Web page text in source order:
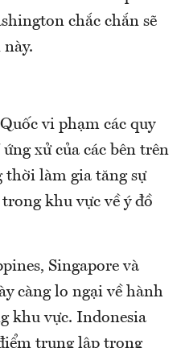
chắc chắn sẽ
vi phạm các quy
xử của các bên trên
thời làm gia tăng sự
khu vực về ý đồ
Singapore và
càng lo ngại về hành
khu vực. Indonesia
trung lập trong